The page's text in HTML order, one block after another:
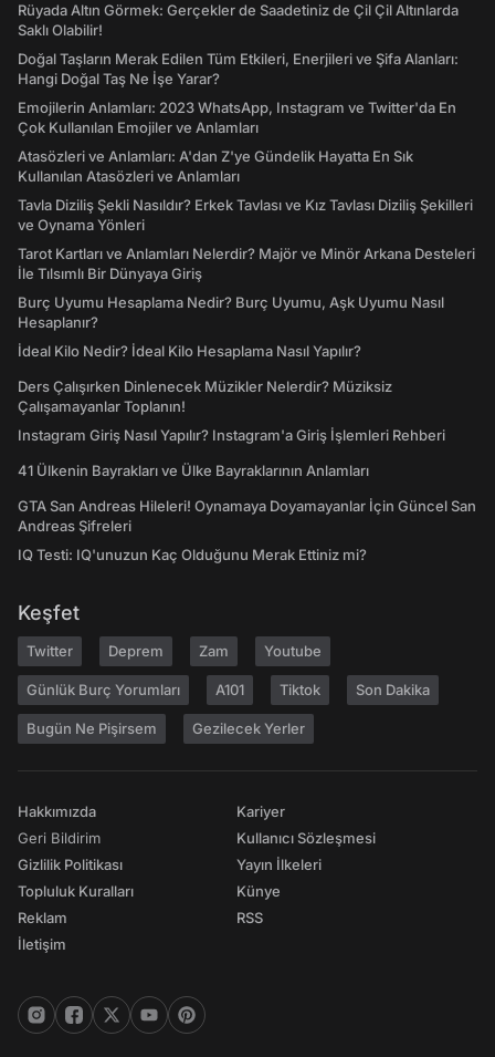
Rüyada Altın Görmek: Gerçekler de Saadetiniz de Çil Çil Altınlarda
Saklı Olabilir!
Doğal Taşların Merak Edilen Tüm Etkileri, Enerjileri ve Şifa Alanları:
Hangi Doğal Taş Ne İşe Yarar?
Emojilerin Anlamları: 2023 WhatsApp, Instagram ve Twitter'da En
Çok Kullanılan Emojiler ve Anlamları
Atasözleri ve Anlamları: A'dan Z'ye Gündelik Hayatta En Sık
Kullanılan Atasözleri ve Anlamları
Tavla Diziliş Şekli Nasıldır? Erkek Tavlası ve Kız Tavlası Diziliş Şekilleri
ve Oynama Yönleri
Tarot Kartları ve Anlamları Nelerdir? Majör ve Minör Arkana Desteleri
İle Tılsımlı Bir Dünyaya Giriş
Burç Uyumu Hesaplama Nedir? Burç Uyumu, Aşk Uyumu Nasıl
Hesaplanır?
İdeal Kilo Nedir? İdeal Kilo Hesaplama Nasıl Yapılır?
Ders Çalışırken Dinlenecek Müzikler Nelerdir? Müziksiz
Çalışamayanlar Toplanın!
Instagram Giriş Nasıl Yapılır? Instagram'a Giriş İşlemleri Rehberi
41 Ülkenin Bayrakları ve Ülke Bayraklarının Anlamları
GTA San Andreas Hileleri! Oynamaya Doyamayanlar İçin Güncel San
Andreas Şifreleri
IQ Testi: IQ'unuzun Kaç Olduğunu Merak Ettiniz mi?
Keşfet
Twitter Deprem Zam Youtube
Günlük Burç Yorumları A101 Tiktok Son Dakika
Bugün Ne Pişirsem Gezilecek Yerler
Hakkımızda
Geri Bildirim
Gizlilik Politikası
Topluluk Kuralları
Reklam
İletişim
Kariyer
Kullanıcı Sözleşmesi
Yayın İlkeleri
Künye
RSS